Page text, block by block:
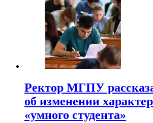
Ректор МГПУ
об изменении
«умного студента»